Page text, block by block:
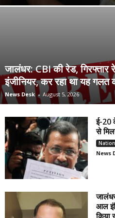
जालंधर: CBI की रेड, गिरफ्तार
इंजीनियर, कर रहा था यह
News Desk - August 5, 2026
ई-20
से
News
आल